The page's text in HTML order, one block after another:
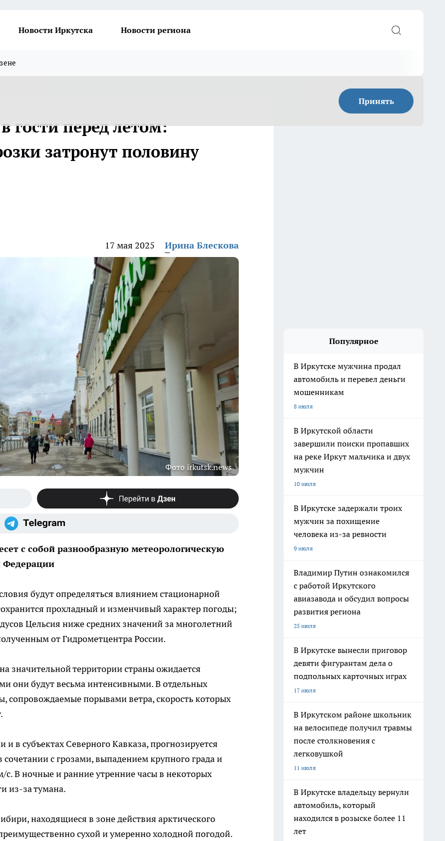
Новости Иркутска Новости региона
Принять
гости перед летом:
затронут половину
17 мая 2025 Ирина Блескова
Фото irkutsk.news
с собой разнообразную метеорологическую
Федерации
будут определяться влиянием стационарной
прохладный и изменчивый характер погоды;
Цельсия ниже средних значений за многолетний
от Гидрометцентра России.
значительной территории страны ожидается
они будут весьма интенсивными. В отдельных
сопровождаемые порывами ветра, скорость которых
в субъектах Северного Кавказа, прогнозируется
с грозами, выпадением крупного града и
В ночные и ранние утренние часы в некоторых
из-за тумана.
находящиеся в зоне действия арктического
сухой и умеренно холодной погодой.
Популярное
В Иркутске мужчина продал
автомобиль и перевел деньги
мошенникам
8 июля
В Иркутской области
завершили поиски пропавших
на реке Иркут мальчика и двух
мужчин
10 июля
В Иркутске задержали троих
мужчин за похищение
человека из-за ревности
9 июля
Владимир Путин ознакомился
с работой Иркутского
авиазавода и обсудил вопросы
развития региона
25 июля
В Иркутске вынесли приговор
девяти фигурантам дела о
подпольных карточных играх
17 июля
В Иркутском районе школьник
на велосипеде получил травмы
после столкновения с
легковушкой
11 июля
В Иркутске владельцу вернули
автомобиль, который
находился в розыске более 11
лет